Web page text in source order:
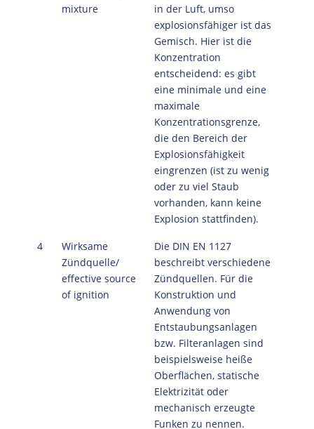
mixture
in der Luft, umso
explosionsfähiger ist das
Gemisch. Hier ist die
Konzentration
entscheidend: es gibt
eine minimale und eine
maximale
Konzentrationsgrenze,
die den Bereich der
Explosionsfähigkeit
eingrenzen (ist zu wenig
oder zu viel Staub
vorhanden, kann keine
Explosion stattfinden).
4
Wirksame
Zündquelle/
effective source
of ignition
Die DIN EN 1127
beschreibt verschiedene
Zündquellen. Für die
Konstruktion und
Anwendung von
Entstaubungsanlagen
bzw. Filteranlagen sind
beispielsweise heiße
Oberflächen, statische
Elektrizität oder
mechanisch erzeugte
Funken zu nennen.